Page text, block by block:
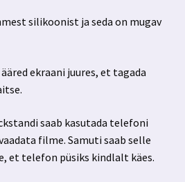
silikoonist ja seda on mugav
ekraani juures, et tagada
saab kasutada telefoni
filme. Samuti saab selle
et telefon püsiks kindlalt käes.